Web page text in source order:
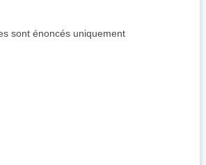
sont énoncés uniquement